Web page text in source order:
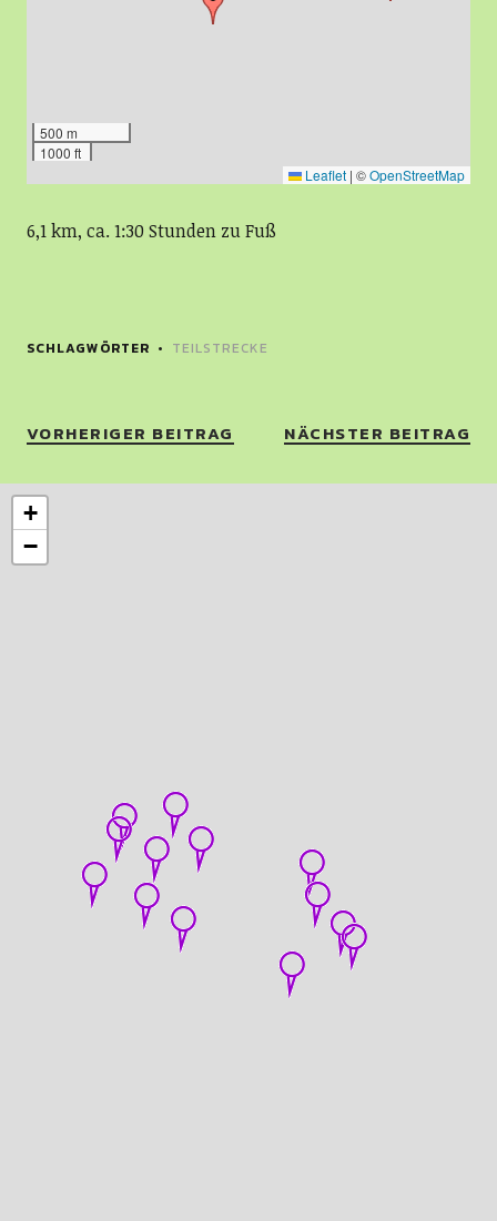
500 m
1000 ft
Leaflet | ©OpenStreetMap
6,1 km, ca. 1:30 Stunden zu Fuß
SCHLAGWÖRTER TEILSTRECKE
VORHERIGER BEITRAG NÄCHSTER BEITRAG
+
−